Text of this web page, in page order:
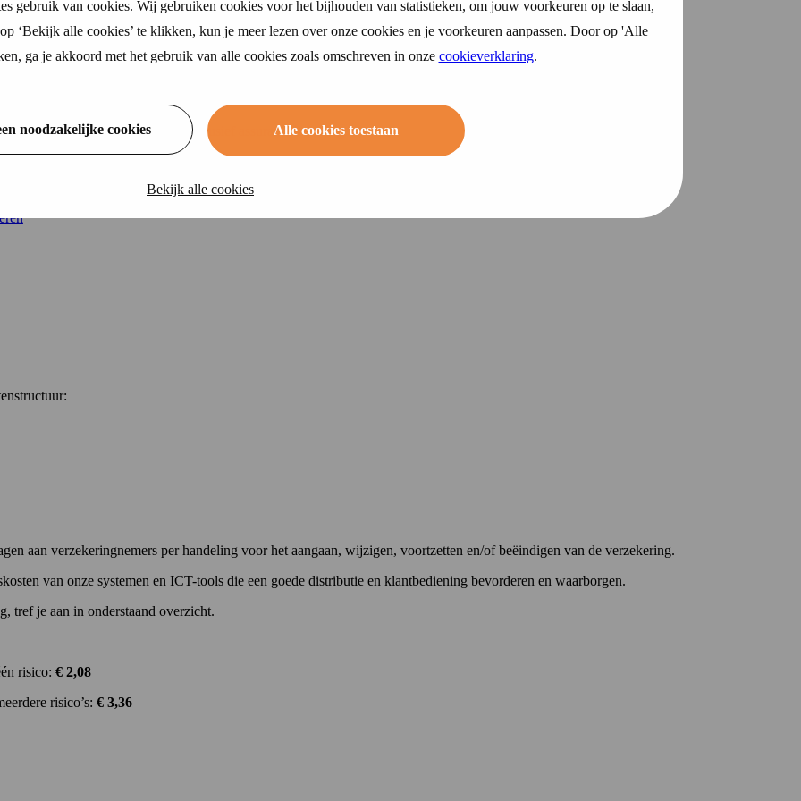
gebruik van cookies. Wij gebruiken cookies voor het bijhouden van statistieken, om jouw voorkeuren op te slaan,
‘Bekijk alle cookies’ te klikken, kun je meer lezen over onze cookies en je voorkeuren aanpassen. Door op 'Alle
ga je akkoord met het gebruik van alle cookies zoals omschreven in onze cookieverklaring.
noodzakelijke cookies Alle cookies toestaan
Bekijk alle cookies
voor je van hun structuur.
De prijzen in het overzicht zijn inclusief assurantiebelasting.
aan verzekeringnemers per handeling voor het aangaan, wijzigen, voortzetten en/of beëindigen van de verzekering.
van onze systemen en ICT-tools die een goede distributie en klantbediening bevorderen en waarborgen.
tref je aan in onderstaand overzicht.
risico: € 2,08
risico’s: € 3,36